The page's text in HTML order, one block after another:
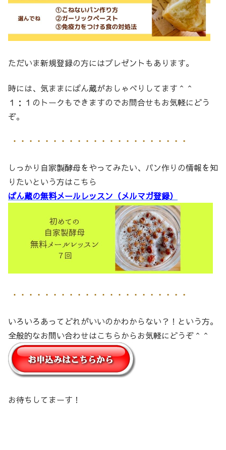
ただいま新規登録の方にはプレゼントもあります。
時には、気ままにぱん蔵がおしゃべりしてます＾＾
１：１のトークもできますのでお問合せもお気軽にどう
ぞ。
しっかり自家製酵母をやってみたい、パン作りの情報を知
りたいという方はこちら
ぱん蔵の無料メールレッスン（メルマガ登録）
いろいろあってどれがいいのかわからない？！という方。
全般的なお問い合わせはこちらからお気軽にどうぞ＾＾
お待ちしてまーす！